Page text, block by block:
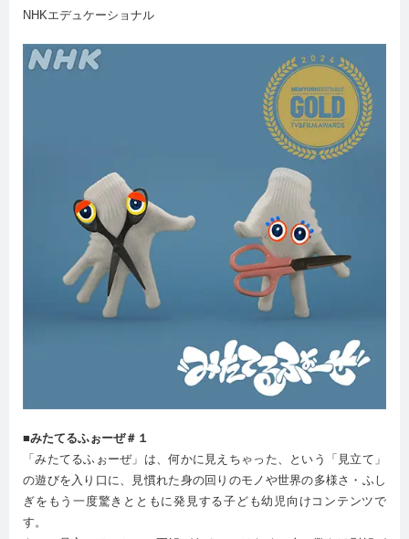
NHKエデュケーショナル
■みたてるふぉーぜ＃１
「みたてるふぉーぜ」は、何かに見えちゃった、という「見立て」
の遊びを入り口に、見慣れた身の回りのモノや世界の多様さ・ふし
ぎをもう一度驚きとともに発見する子ども幼児向けコンテンツで
す。